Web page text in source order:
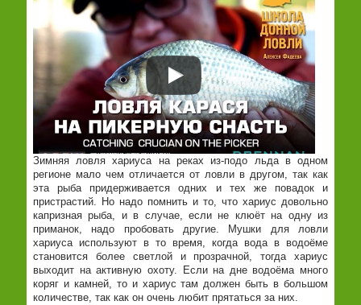
Зимняя ловля хариуса на реках из-подо льда в одном
регионе мало чем отличается от ловли в другом, так как
эта рыба придерживается одних и тех же повадок и
пристрастий. Но надо помнить и то, что хариус довольно
капризная рыба, и в случае, если не клюёт на одну из
приманок, надо пробовать другие. Мушки для ловли
хариуса используют в то время, когда вода в водоёме
становится более светлой и прозрачной, тогда хариус
выходит на активную охоту. Если на дне водоёма много
коряг и камней, то и хариус там должен быть в большом
количестве, так как он очень любит прятаться за них.